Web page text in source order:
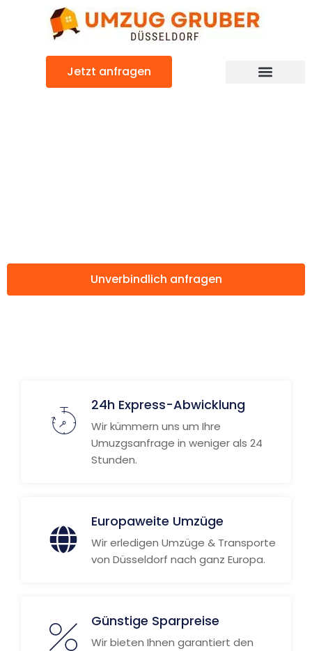
Jetzt anfragen
Unverbindlich anfragen
24h Express-Abwicklung
Wir kümmern uns um Ihre
Umuzgsanfrage in weniger als 24
Stunden.
Europaweite Umzüge
Wir erledigen Umzüge & Transporte
von Düsseldorf nach ganz Europa.
Günstige Sparpreise
Wir bieten Ihnen garantiert den